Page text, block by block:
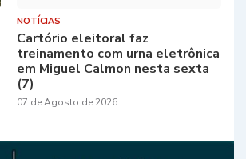
NOTÍCIAS
Cartório eleitoral faz
treinamento com urna eletrônica
em Miguel Calmon nesta sexta
(7)
07 de Agosto de 2026